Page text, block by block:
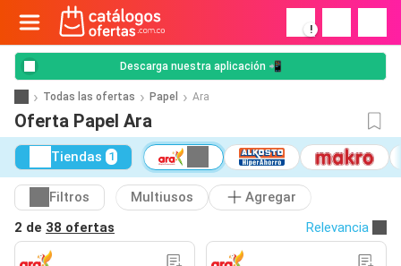
!
Descarga nuestra aplicación 📲
Todas las ofertas Papel Ara
Oferta Papel Ara
Tiendas 1
Filtros Multiusos
Agregar
2 de 38 ofertas Relevancia